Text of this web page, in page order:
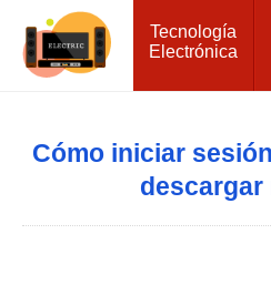
Tecnología
Electrónica
Cómo iniciar
descargar